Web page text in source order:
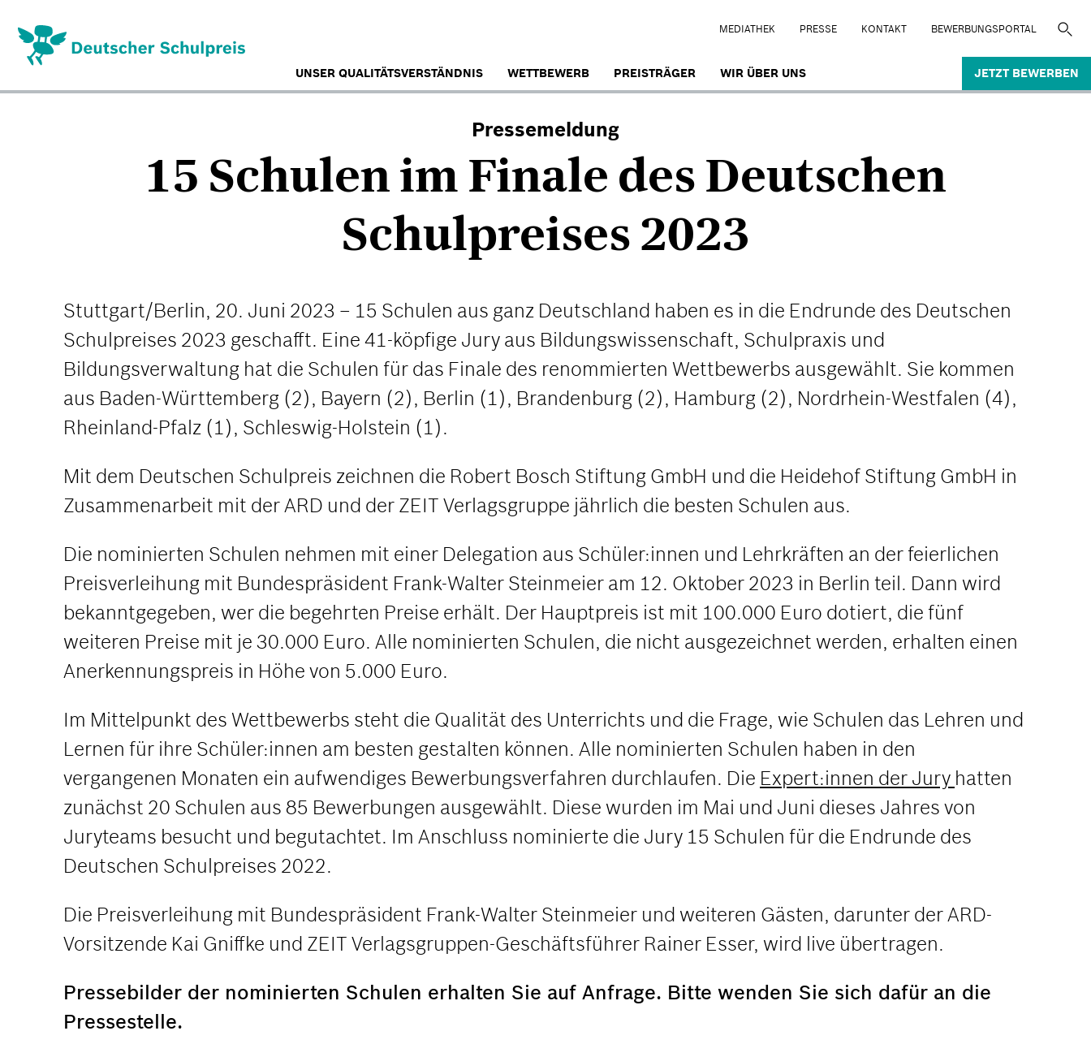
zum
Inhalt
MEDIATHEK PRESSE KONTAKT BEWERBUNGSPORTAL
UNSER QUALITÄTSVERSTÄNDNIS WETTBEWERB PREISTRÄGER WIR ÜBER UNS JETZT BEWERBEN
Pressemeldung
15 Schulen im Finale des Deutschen
Schulpreises 2023
Stuttgart/Berlin, 20. Juni 2023 – 15 Schulen aus ganz Deutschland haben es in die Endrunde des Deutschen
Schulpreises 2023 geschafft. Eine 41-köpfige Jury aus Bildungswissenschaft, Schulpraxis und
Bildungsverwaltung hat die Schulen für das Finale des renommierten Wettbewerbs ausgewählt. Sie kommen
aus Baden-Württemberg (2), Bayern (2), Berlin (1), Brandenburg (2), Hamburg (2), Nordrhein-Westfalen (4),
Rheinland-Pfalz (1), Schleswig-Holstein (1).
Mit dem Deutschen Schulpreis zeichnen die Robert Bosch Stiftung GmbH und die Heidehof Stiftung GmbH in
Zusammenarbeit mit der ARD und der ZEIT Verlagsgruppe jährlich die besten Schulen aus.
Die nominierten Schulen nehmen mit einer Delegation aus Schüler:innen und Lehrkräften an der feierlichen
Preisverleihung mit Bundespräsident Frank-Walter Steinmeier am 12. Oktober 2023 in Berlin teil. Dann wird
bekanntgegeben, wer die begehrten Preise erhält. Der Hauptpreis ist mit 100.000 Euro dotiert, die fünf
weiteren Preise mit je 30.000 Euro. Alle nominierten Schulen, die nicht ausgezeichnet werden, erhalten einen
Anerkennungspreis in Höhe von 5.000 Euro.
Im Mittelpunkt des Wettbewerbs steht die Qualität des Unterrichts und die Frage, wie Schulen das Lehren und
Lernen für ihre Schüler:innen am besten gestalten können. Alle nominierten Schulen haben in den
vergangenen Monaten ein aufwendiges Bewerbungsverfahren durchlaufen. Die Expert:innen der Jury hatten
zunächst 20 Schulen aus 85 Bewerbungen ausgewählt. Diese wurden im Mai und Juni dieses Jahres von
Juryteams besucht und begutachtet. Im Anschluss nominierte die Jury 15 Schulen für die Endrunde des
Deutschen Schulpreises 2022.
Die Preisverleihung mit Bundespräsident Frank-Walter Steinmeier und weiteren Gästen, darunter der ARD-
Vorsitzende Kai Gniffke und ZEIT Verlagsgruppen-Geschäftsführer Rainer Esser, wird live übertragen.
Pressebilder der nominierten Schulen erhalten Sie auf Anfrage. Bitte wenden Sie sich dafür an die
Pressestelle.